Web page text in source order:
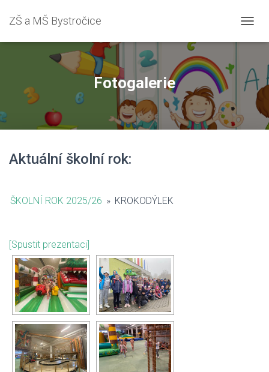
ZŠ a MŠ Bystročice
Fotogalerie
Aktuální školní rok:
ŠKOLNÍ ROK 2025/26 » KROKODÝLEK
[Spustit prezentaci]